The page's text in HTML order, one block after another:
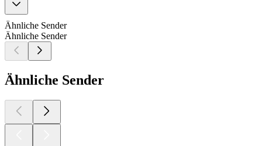
Ähnliche Sender
Ähnliche Sender
Ähnliche Sender